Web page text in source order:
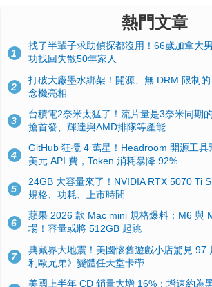
熱門文章
1
找了半輩子求助偵探都沒用！66歲加拿大
功找回失散50年家人
2
打破大廠墨水綁架！開源、無 DRM 限制
念機亮相
3
台積電2奈米太猛了！流片量是3奈米同期
搶首發、輝達與AMD排隊等產能
4
GitHub 狂攬 4 萬星！Headroom 開源工具
美元 API 費，Token 消耗暴降 92%
5
24GB 大容量來了！NVIDIA RTX 5070 Ti
規格、功耗、上市時間
6
蘋果 2026 款 Mac mini 規格爆料：M6 與
場！容量或將 512GB 起跳
7
典藏界大地震！美國懷舊遊戲小店驚見 97
利歐兄弟》變體任天堂卡帶
美國上半年 CD 銷量大增 16%：增速約為